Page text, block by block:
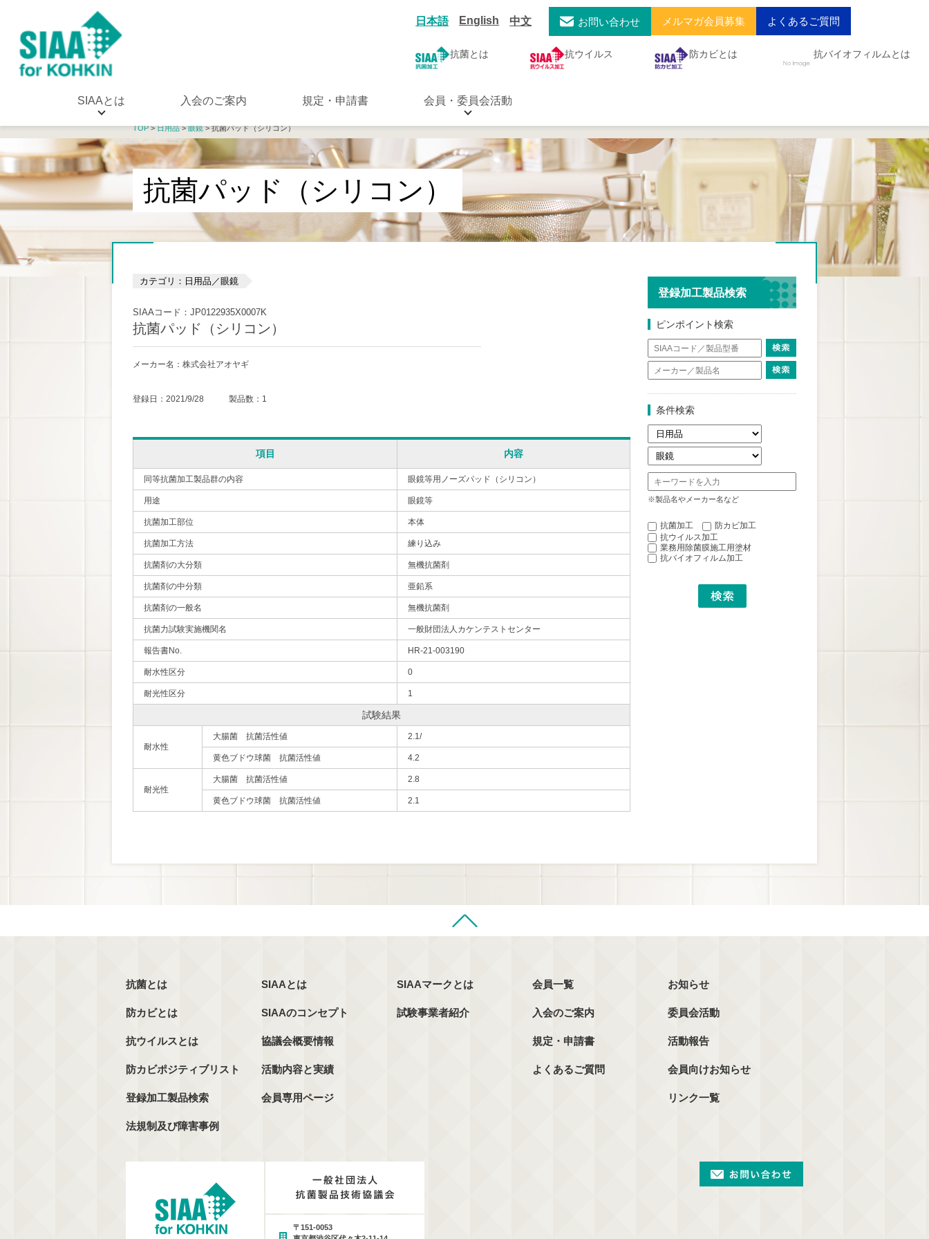
日本語 English 中文 お問い合わせ メルマガ会員募集 よくあるご質問
抗菌とは 抗ウイルス 防カビとは 抗バイオフィルムとは
SIAAとは 入会のご案内 規定・申請書 会員・委員会活動
TOP>日用品>眼鏡> 抗菌パッド（シリコン）
抗菌パッド（シリコン）
カテゴリ：日用品／眼鏡
SIAAコード：JP0122935X0007K
抗菌パッド（シリコン）
メーカー名：株式会社アオヤギ
登録日：2021/9/28 製品数：1
項目 内容
同等抗菌加工製品群の内容 眼鏡等用ノーズパッド（シリコン）
用途 眼鏡等
抗菌加工部位 本体
抗菌加工方法 練り込み
抗菌剤の大分類 無機抗菌剤
抗菌剤の中分類 亜鉛系
抗菌剤の一般名 無機抗菌剤
抗菌力試験実施機関名 一般財団法人カケンテストセンター
報告書No. HR-21-003190
耐水性区分 0
耐光性区分 1
試験結果
耐水性
大腸菌 抗菌活性値 2.1/
黄色ブドウ球菌 抗菌活性値 4.2
耐光性
大腸菌 抗菌活性値 2.8
黄色ブドウ球菌 抗菌活性値 2.1
登録加工製品検索
ピンポイント検索
条件検索
※製品名やメーカー名など
抗菌加工
防カビ加工
抗ウイルス加工
業務用除菌膜施工用塗材
抗バイオフィルム加工
抗菌とは
防カビとは
抗ウイルスとは
防カビポジティブリスト
登録加工製品検索
法規制及び障害事例
SIAAとは
SIAAのコンセプト
協議会概要情報
活動内容と実績
会員専用ページ
SIAAマークとは
試験事業者紹介
会員一覧
入会のご案内
規定・申請書
よくあるご質問
お知らせ
委員会活動
活動報告
会員向けお知らせ
リンク一覧
〒151-0053